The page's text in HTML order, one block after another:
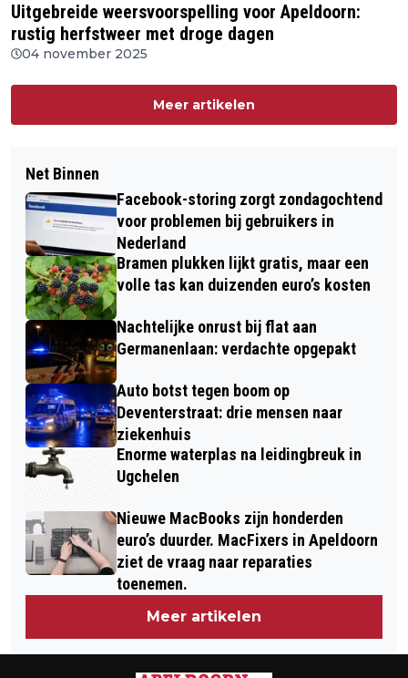
Uitgebreide weersvoorspelling voor Apeldoorn:
rustig herfstweer met droge dagen
04 november 2025
Meer artikelen
Net Binnen
Facebook-storing zorgt zondagochtend
voor problemen bij gebruikers in
Nederland
Bramen plukken lijkt gratis, maar een
volle tas kan duizenden euro’s kosten
Nachtelijke onrust bij flat aan
Germanenlaan: verdachte opgepakt
Auto botst tegen boom op
Deventerstraat: drie mensen naar
ziekenhuis
Enorme waterplas na leidingbreuk in
Ugchelen
Nieuwe MacBooks zijn honderden
euro’s duurder. MacFixers in Apeldoorn
ziet de vraag naar reparaties
toenemen.
Meer artikelen